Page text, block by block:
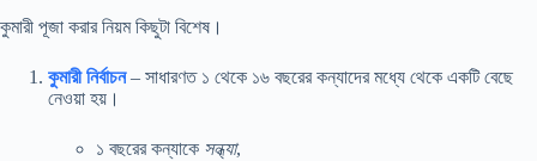
কুমারী পূজা করার নিয়ম কিছুটা বিশেষ।
কুমারী নির্বাচন– সাধারণত ১ থেকে ১৬ বছরের কন্যাদের মধ্যে থেকে একটি বেছে
নেওয়া হয়।
১ বছরের কন্যাকে সন্ধ্যা,